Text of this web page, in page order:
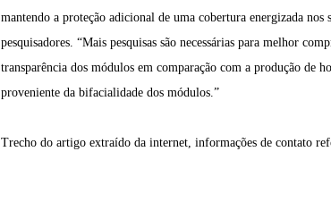
mantendo a proteção adicional de uma cobertura energizada
pesquisadores. “Mais pesquisas são necessárias para melhor
transparência dos módulos em comparação com a produção de
proveniente da bifacialidade dos módulos.”
Trecho do artigo extraído da internet, informações de contato